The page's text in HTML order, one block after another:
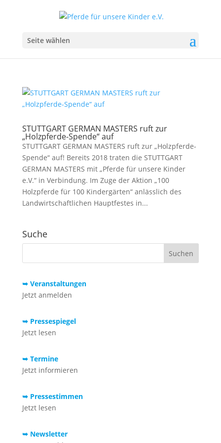
Seite wählen
STUTTGART GERMAN MASTERS ruft zur
„Holzpferde-Spende“ auf
STUTTGART GERMAN MASTERS ruft zur „Holzpferde-
Spende“ auf! Bereits 2018 traten die STUTTGART
GERMAN MASTERS mit „Pferde für unsere Kinder
e.V.“ in Verbindung. Im Zuge der Aktion „100
Holzpferde für 100 Kindergärten“ anlässlich des
Landwirtschaftlichen Hauptfestes in...
Suche
➥ Veranstaltungen
Jetzt anmelden
➥ Pressespiegel
Jetzt lesen
➥ Termine
Jetzt informieren
➥ Pressestimmen
Jetzt lesen
➥ Newsletter